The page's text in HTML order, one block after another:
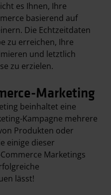
es Ihnen, Ihre
basierend auf
Die Echtzeitdaten
zu erreichen, Ihre
und letztlich
zu erzielen.
Marketing
beinhaltet eine
Kampagne mehrere
Produkten oder
einige dieser
Marketings
lässt!